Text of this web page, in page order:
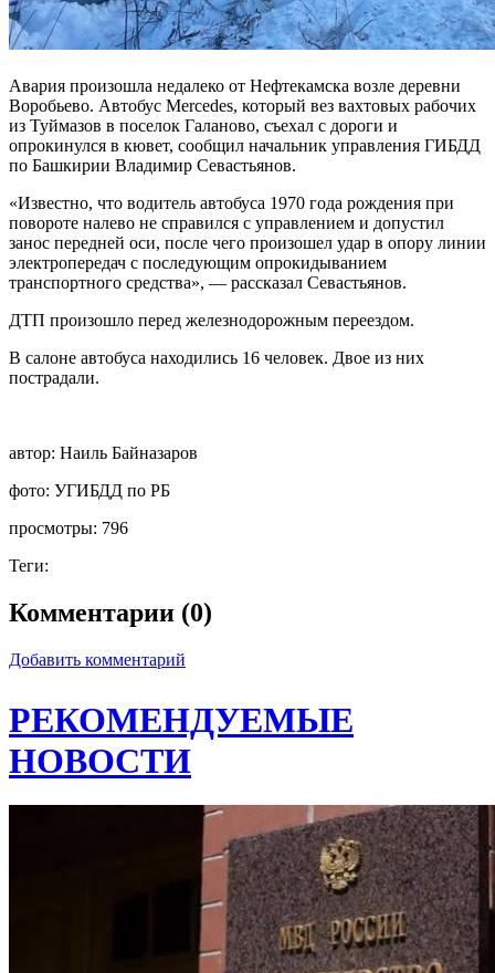
Авария произошла недалеко от Нефтекамска возле деревни
Воробьево. Автобус Mercedes, который вез вахтовых рабочих
из Туймазов в поселок Галаново, съехал с дороги и
опрокинулся в кювет, сообщил начальник управления ГИБДД
по Башкирии Владимир Севастьянов.
«Известно, что водитель автобуса 1970 года рождения при
повороте налево не справился с управлением и допустил
занос передней оси, после чего произошел удар в опору линии
электропередач с последующим опрокидыванием
транспортного средства», — рассказал Севастьянов.
ДТП произошло перед железнодорожным переездом.
В салоне автобуса находились 16 человек. Двое из них
пострадали.
автор: Наиль Байназаров
фото: УГИБДД по РБ
просмотры: 796
Теги:
Комментарии (0)
Добавить комментарий
РЕКОМЕНДУЕМЫЕ
НОВОСТИ